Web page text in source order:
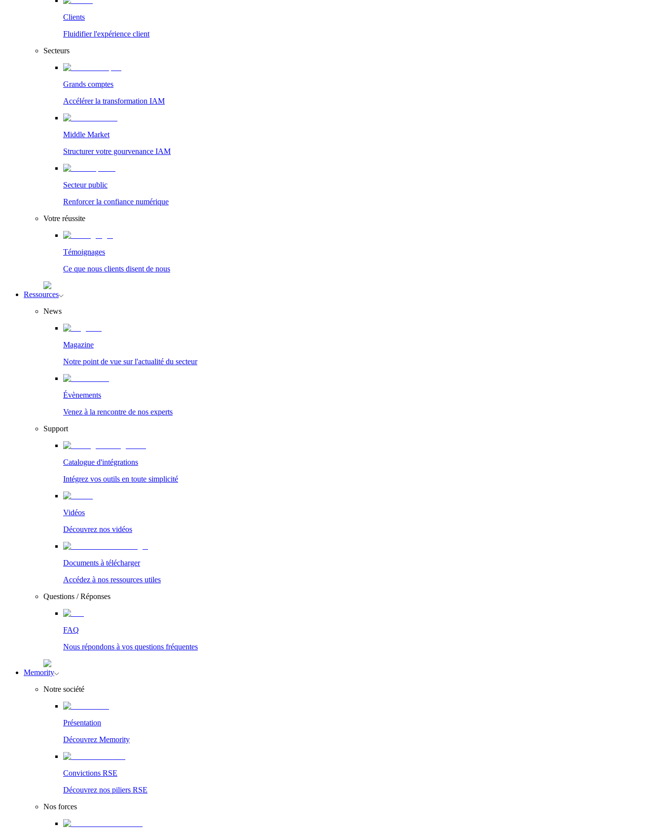
Clients
Fluidifier l'expérience client
Secteurs
Grands comptes
Accélérer la transformation IAM
Middle Market
Structurer votre gourvenance IAM
Secteur public
Renforcer la confiance numérique
Votre réussite
Témoignages
Ce que nous clients disent de nous
Ressources
News
Magazine
Notre point de vue sur l'actualité du secteur
Évènements
Venez à la rencontre de nos experts
Support
Catalogue d'intégrations
Intégrez vos outils en toute simplicité
Vidéos
Découvrez nos vidéos
Documents à télécharger
Accédez à nos ressources utiles
Questions / Réponses
FAQ
Nous répondons à vos questions fréquentes
Memority
Notre société
Présentation
Découvrez Memority
Convictions RSE
Découvrez nos piliers RSE
Nos forces